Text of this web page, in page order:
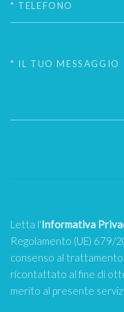
Letta l'Informativa
Regolamento (UE) 679/
consenso al
ricontattato al fine di
merito al presente